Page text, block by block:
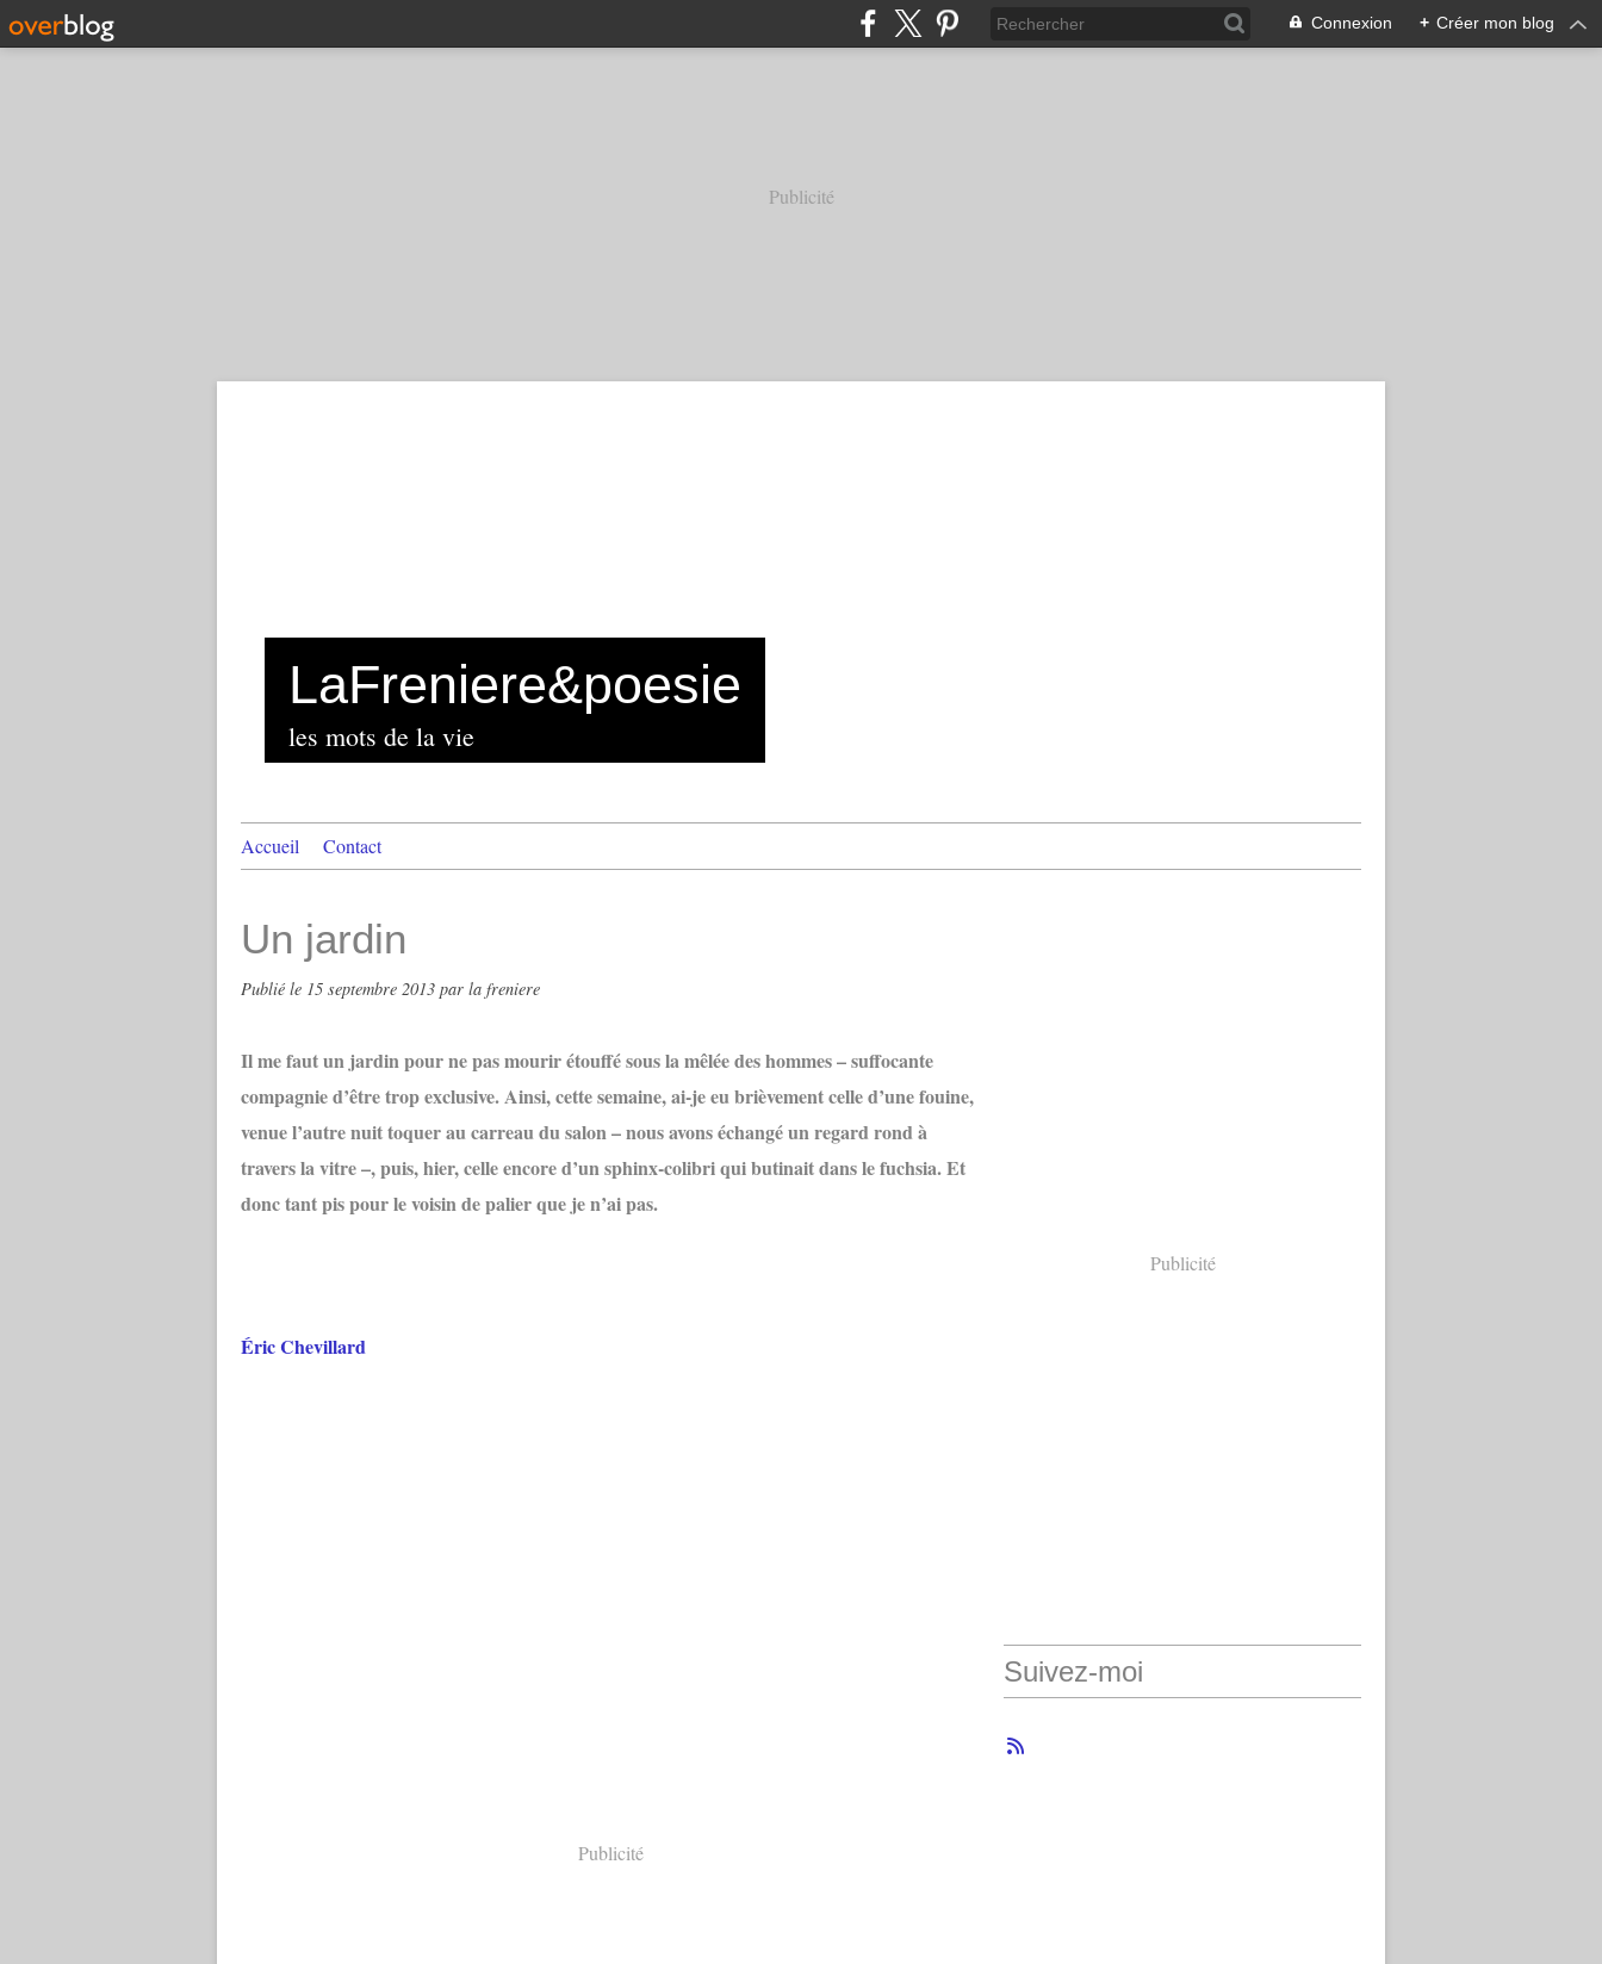
Connexion + Créer mon blog
Publicité
LaFreniere&poesie
les mots de la vie
Accueil Contact
Un jardin
Publié le 15 septembre 2013 par la freniere
Il me faut un jardin pour ne pas mourir étouffé sous la mêlée des hommes – suffocante
compagnie d’être trop exclusive. Ainsi, cette semaine, ai-je eu brièvement celle d’une fouine,
venue l’autre nuit toquer au carreau du salon – nous avons échangé un regard rond à
travers la vitre –, puis, hier, celle encore d’un sphinx-colibri qui butinait dans le fuchsia. Et
donc tant pis pour le voisin de palier que je n’ai pas.
Éric Chevillard
Publicité
Publicité
Suivez-moi